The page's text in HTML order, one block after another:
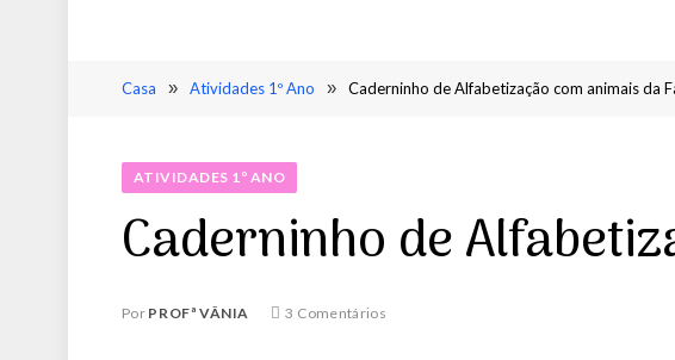
Casa » Atividades 1º Ano » Caderninho de Alfabetização com animais da
ATIVIDADES 1º ANO
Caderninho de
Por PROFª VÂNIA 3 Comentários